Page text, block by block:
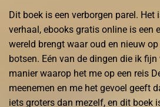
Dit boek is een verborgen parel. Het
verhaal, ebooks gratis online is een
wereld brengt waar oud en nieuw
botsen. Eén van de dingen die ik
manier waarop het me op een reis
meenemen en me het gevoel geeft
iets groters dan mezelf, en dit boek